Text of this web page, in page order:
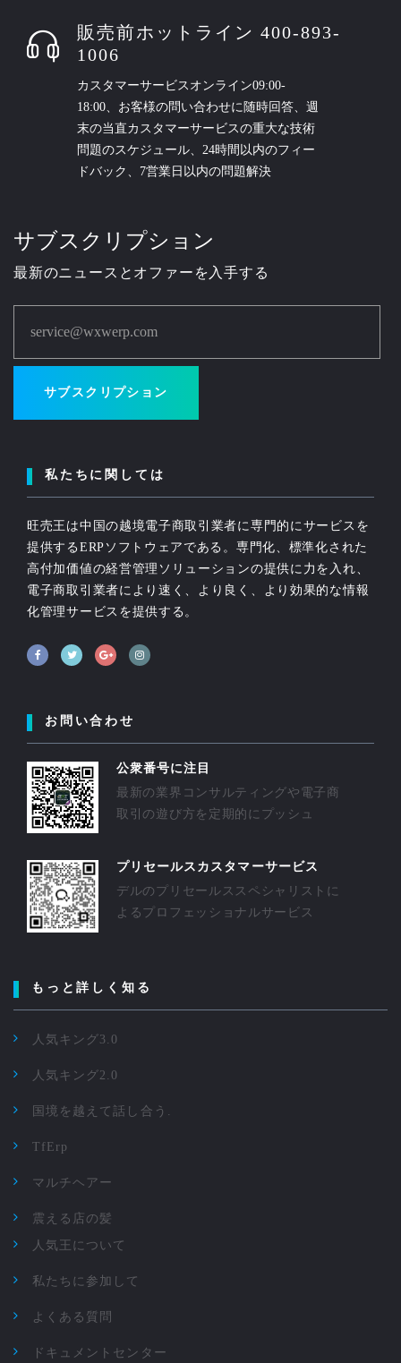
販売前ホットライン 400-893-
1006
カスタマーサービスオンライン09:00-
18:00、お客様の問い合わせに随時回答、週
末の当直カスタマーサービスの重大な技術
問題のスケジュール、24時間以内のフィー
ドバック、7営業日以内の問題解決
サブスクリプション
最新のニュースとオファーを入手する
service@wxwerp.com
サブスクリプション
私たちに関しては
旺売王は中国の越境電子商取引業者に専門的にサービスを
提供するERPソフトウェアである。専門化、標準化された
高付加価値の経営管理ソリューションの提供に力を入れ、
電子商取引業者により速く、より良く、より効果的な情報
化管理サービスを提供する。
お問い合わせ
公衆番号に注目
最新の業界コンサルティングや電子商
取引の遊び方を定期的にプッシュ
プリセールスカスタマーサービス
デルのプリセールススペシャリストに
よるプロフェッショナルサービス
もっと詳しく知る
人気キング3.0
人気キング2.0
国境を越えて話し合う.
TfErp
マルチヘアー
震える店の髪
人気王について
私たちに参加して
よくある質問
ドキュメントセンター